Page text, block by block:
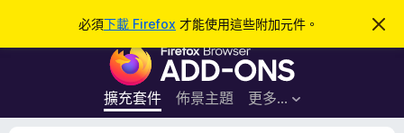
必須下載 Firefox 才能使用這些附加元件。
忽
此
F
r
e
擴充套件 佈景主題 更多…
登入